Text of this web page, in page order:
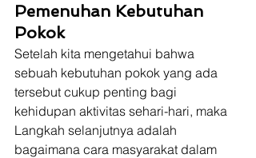
Pemenuhan Kebutuhan
Pokok
Setelah kita mengetahui bahwa
sebuah kebutuhan pokok yang ada
tersebut cukup penting bagi
kehidupan aktivitas sehari-hari, maka
Langkah selanjutnya adalah
bagaimana cara masyarakat dalam